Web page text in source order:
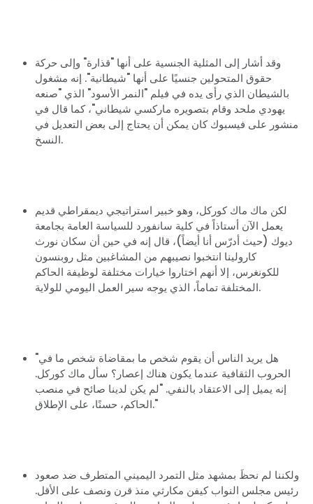
وقد أشار إلى المثلية الجنسية على أنها "قذارة" وإلى حركة
حقوق المتحولين جنسيًا على أنها "شيطانية". إنه مشغول
بالشيطان الذي رأى يده في فيلم "النمر الأسود" الذي "صنعه
يهودي ملحد وقام بتصويره ماركسي شيطاني"، كما قال في
منشور على فيسبوك كان يمكن أن يحتاج إلى بعض التعديل في
النسخ.
لكن ماك ماك كوركل، وهو خبير استراتيجي ديمقراطي قديم
يعمل الآن أستاذاً في كلية سانفورد للسياسة العامة بجامعة
ديوك (حيث أدرّس أنا أيضاً)، قال إنه في حين أن سكان نورث
كارولينا انتخبوا نصيبهم من المشاغبين مثل روبنسون
للكونغرس، إلا أنهم اختاروا خيارات مختلفة لوظيفة الحاكم
المختلفة تماماً، الذي يوجه سير العمل اليومي للولاية.
"هل يريد الناس أن يقوم شخص ما بمقاضاة شخص ما في
الحروب الثقافية عندما يكون هناك إعصار؟ سأل ماك كوركل.
إنه يميل إلى الاعتقاد بالنفي. "لم يكن لدينا صائح في منصب
الحاكم، حسنًا، على الإطلاق."
ولكننا لم نحظَ بمشهد مثل التمرد اليميني المتطرف ضد صعود
رئيس مجلس النواب كيفن مكارثي منذ قرن ونصف على الأقل.